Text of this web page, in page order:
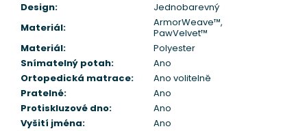
Design:
Jednobarevný
Materiál: ArmorWeave™,
PawVelvet™
Materiál:
Polyester
Snímatelný potah:
Ano
Ortopedická matrace:
Ano volitelně
Pratelné:
Ano
Protiskluzové dno:
Ano
Vyšití jména:
Ano